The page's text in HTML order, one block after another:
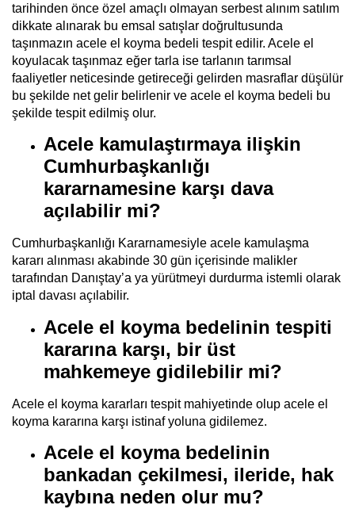
tarihinden önce özel amaçlı olmayan serbest alınım satılım
dikkate alınarak bu emsal satışlar doğrultusunda
taşınmazın acele el koyma bedeli tespit edilir. Acele el
koyulacak taşınmaz eğer tarla ise tarlanın tarımsal
faaliyetler neticesinde getireceği gelirden masraflar düşülür
bu şekilde net gelir belirlenir ve acele el koyma bedeli bu
şekilde tespit edilmiş olur.
Acele kamulaştırmaya ilişkin
Cumhurbaşkanlığı
kararnamesine karşı dava
açılabilir mi?
Cumhurbaşkanlığı Kararnamesiyle acele kamulaşma
kararı alınması akabinde 30 gün içerisinde malikler
tarafından Danıştay’a ya yürütmeyi durdurma istemli olarak
iptal davası açılabilir.
Acele el koyma bedelinin tespiti
kararına karşı, bir üst
mahkemeye gidilebilir mi?
Acele el koyma kararları tespit mahiyetinde olup acele el
koyma kararına karşı istinaf yoluna gidilemez.
Acele el koyma bedelinin
bankadan çekilmesi, ileride, hak
kaybına neden olur mu?